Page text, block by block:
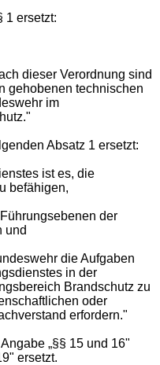
1 ersetzt:
dieser Verordnung sind
gehobenen technischen
im
Absatz 1 ersetzt:
ist es, die
befähigen,
der
und
die Aufgaben
in der
Brandschutz zu
oder
erfordern."
„§§ 15 und 16"
ersetzt.